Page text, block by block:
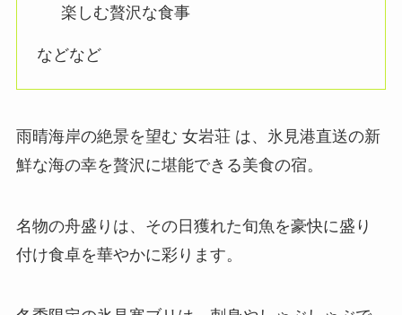
楽しむ贅沢な食事
などなど
雨晴海岸の絶景を望む 女岩荘 は、氷見港直送の新
鮮な海の幸を贅沢に堪能できる美食の宿。
名物の舟盛りは、その日獲れた旬魚を豪快に盛り
付け食卓を華やかに彩ります。